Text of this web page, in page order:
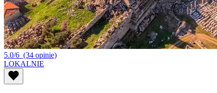
5.0/6 (34 opinie)
LOKALNIE